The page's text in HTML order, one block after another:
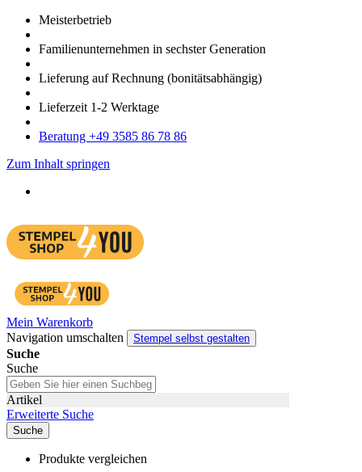
Meister­betrieb
Familien­unter­nehmen in sechster Gene­ration
Lieferung auf Rech­nung (bonitätsabhängig)
Liefer­zeit 1-2 Werk­tage
Bera­tung +49 3585 86 78 86
Zum Inhalt springen
Mein Warenkorb
Navigation umschalten
Stempel selbst gestalten
Suche
Suche
Artikel
Erweiterte Suche
Suche
Produkte vergleichen